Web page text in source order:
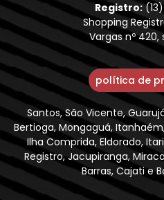
Registro:
Shopping
Vargas nº 420,
política de
Santos, São Vicente,
Bertioga, Mongaguá,
Ilha Comprida, Eldorado,
Registro, Jacupiranga,
Barras, Cajati e